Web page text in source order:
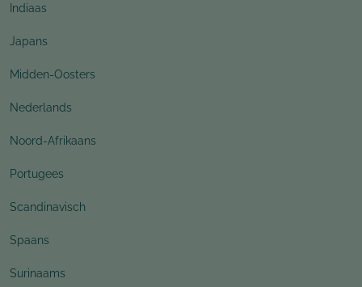
Indiaas
Japans
Midden-Oosters
Nederlands
Noord-Afrikaans
Portugees
Scandinavisch
Spaans
Surinaams